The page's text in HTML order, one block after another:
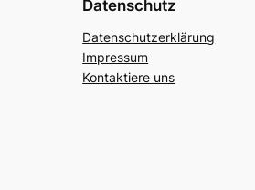
Datenschutz
Datenschutzerklärung
Impressum
Kontaktiere uns